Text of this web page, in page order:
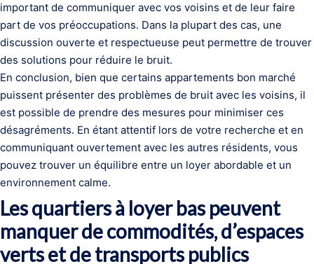
important de communiquer avec vos voisins et de leur faire
part de vos préoccupations. Dans la plupart des cas, une
discussion ouverte et respectueuse peut permettre de trouver
des solutions pour réduire le bruit.
En conclusion, bien que certains appartements bon marché
puissent présenter des problèmes de bruit avec les voisins, il
est possible de prendre des mesures pour minimiser ces
désagréments. En étant attentif lors de votre recherche et en
communiquant ouvertement avec les autres résidents, vous
pouvez trouver un équilibre entre un loyer abordable et un
environnement calme.
Les quartiers à loyer bas peuvent
manquer de commodités, d’espaces
verts et de transports publics